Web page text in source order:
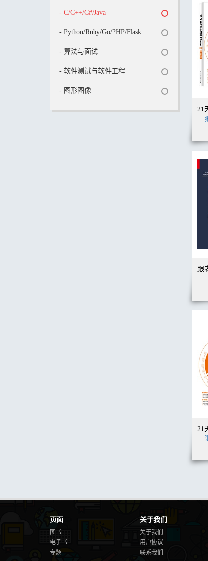
- C/C++/C#/Java
- Python/Ruby/Go/PHP/Flask
- 算法与面试
- 软件测试与软件工程
- 图形图像
页面
图书
电子书
专题
关于我们
关于我们
用户协议
联系我们